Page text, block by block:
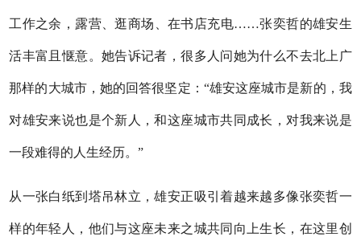
工作之余，露营、逛商场、在书店充电……张奕哲的雄安生
活丰富且惬意。她告诉记者，很多人问她为什么不去北上广
那样的大城市，她的回答很坚定：“雄安这座城市是新的，我
对雄安来说也是个新人，和这座城市共同成长，对我来说是
一段难得的人生经历。”
从一张白纸到塔吊林立，雄安正吸引着越来越多像张奕哲一
样的年轻人，他们与这座未来之城共同向上生长，在这里创